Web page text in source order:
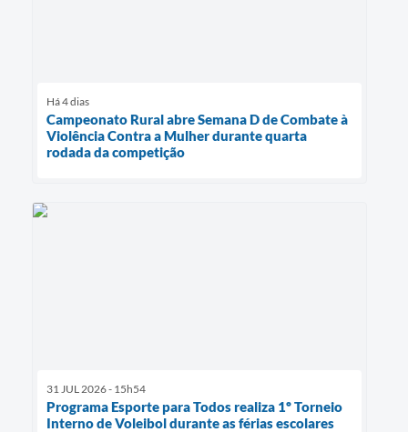
Há 4 dias
Campeonato Rural abre Semana D de Combate à
Violência Contra a Mulher durante quarta
rodada da competição
31 JUL 2026 - 15h54
Programa Esporte para Todos realiza 1º Torneio
Interno de Voleibol durante as férias escolares